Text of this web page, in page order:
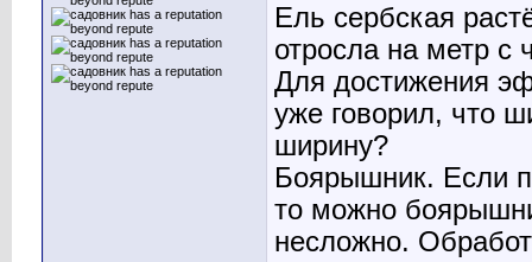
Ель сербская
отросла на метр с
Для достижения
уже говорил, что
ширину?
Боярышник. Если
то можно
несложно.